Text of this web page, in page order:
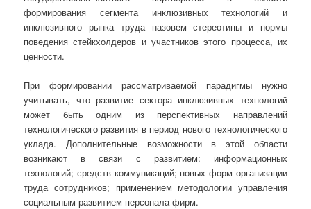
формирования сегмента инклюзивных технологий и
инклюзивного рынка труда назовем стереотипы и нормы
поведения стейкхолдеров и участников этого процесса, их
ценности.
При формировании рассматриваемой парадигмы нужно
учитывать, что развитие сектора инклюзивных технологий
может быть одним из перспективных направлений
технологического развития в период нового технологического
уклада. Дополнительные возможности в этой области
возникают в связи с развитием: информационных
технологий; средств коммуникаций; новых форм организации
труда сотрудников; применением методологии управления
социальным развитием персонала фирм.